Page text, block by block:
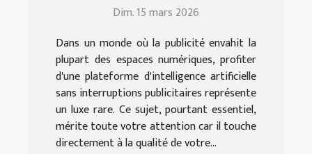
elle votre expérience ?
Dim. 15 mars 2026
Dans un monde où la publicité envahit la
plupart des espaces numériques, profiter
d'une plateforme d'intelligence artificielle
sans interruptions publicitaires représente
un luxe rare. Ce sujet, pourtant essentiel,
mérite toute votre attention car il touche
directement à la qualité de votre...